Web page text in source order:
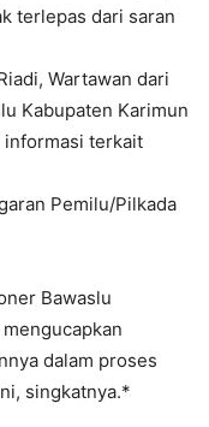
terlepas dari saran
Wartawan dari
Kabupaten Karimun
informasi terkait
Pemilu/Pilkada
Bawaslu
dalam proses
singkatnya.*